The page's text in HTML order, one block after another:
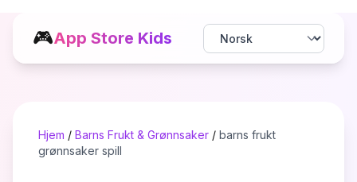
🎮App Store Kids
Hjem / Barns Frukt & Grønnsaker / barns frukt
grønnsaker spill